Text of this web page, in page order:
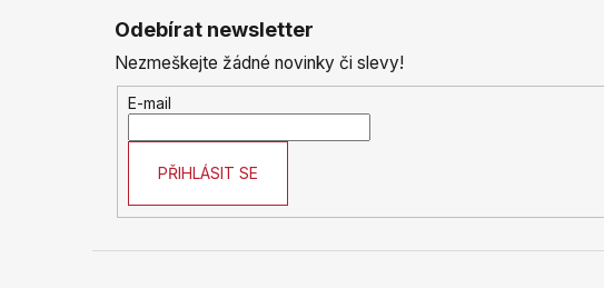
Odebírat newsletter
Nezmeškejte žádné novinky či slevy!
E-mail
PŘIHLÁSIT SE